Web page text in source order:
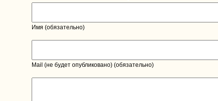
Имя (обязательно)
Mail (не будет опубликовано) (обязательно)